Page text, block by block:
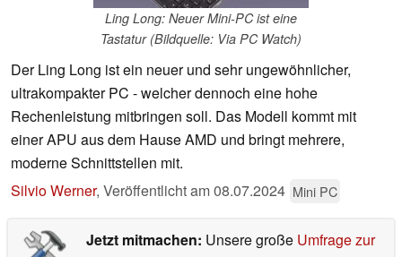
Ling Long: Neuer Mini-PC ist eine
Tastatur (Bildquelle: Via PC Watch)
Der Ling Long ist ein neuer und sehr ungewöhnlicher,
ultrakompakter PC - welcher dennoch eine hohe
Rechenleistung mitbringen soll. Das Modell kommt mit
einer APU aus dem Hause AMD und bringt mehrere,
moderne Schnittstellen mit.
Silvio Werner, Veröffentlicht am08.07.2024 Mini PC
Jetzt mitmachen: Unsere große Umfrage zur